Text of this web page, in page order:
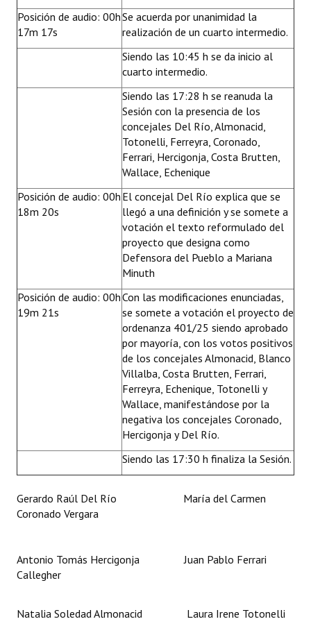
Posición de audio: 00h
17m 17s
Se acuerda por unanimidad la
realización de un cuarto intermedio.
Siendo las 10:45 h se da inicio al
cuarto intermedio.
Siendo las 17:28 h se reanuda la
Sesión con la presencia de los
concejales Del Río, Almonacid,
Totonelli, Ferreyra, Coronado,
Ferrari, Hercigonja, Costa Brutten,
Wallace, Echenique
Posición de audio: 00h
18m 20s
El concejal Del Río explica que se
llegó a una definición y se somete a
votación el texto reformulado del
proyecto que designa como
Defensora del Pueblo a Mariana
Minuth
Posición de audio: 00h
19m 21s
Con las modificaciones enunciadas,
se somete a votación el proyecto de
ordenanza 401/25 siendo aprobado
por mayoría, con los votos positivos
de los concejales Almonacid, Blanco
Villalba, Costa Brutten, Ferrari,
Ferreyra, Echenique, Totonelli y
Wallace, manifestándose por la
negativa los concejales Coronado,
Hercigonja y Del Río.
Siendo las 17:30 h finaliza la Sesión.
Gerardo Raúl Del Río María del Carmen
Coronado Vergara
Antonio Tomás Hercigonja Juan Pablo Ferrari
Callegher
Natalia Soledad Almonacid Laura Irene Totonelli